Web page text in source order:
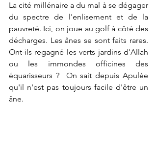
La cité millénaire a du mal à se dégager
du spectre de l'enlisement et de la
pauvreté. Ici, on joue au golf à côté des
décharges. Les ânes se sont faits rares.
Ont-ils regagné les verts jardins d'Allah
ou les immondes officines des
équarisseurs ?  On sait depuis Apulée
qu'il n'est pas toujours facile d'être un
âne.